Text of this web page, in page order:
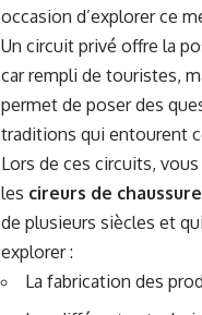
occasion d’explorer ce
Un circuit privé offre la
car rempli de touristes,
permet de poser des
traditions qui entourent
Lors de ces circuits,
les cireurs de
de plusieurs siècles et
explorer :
La fabrication des